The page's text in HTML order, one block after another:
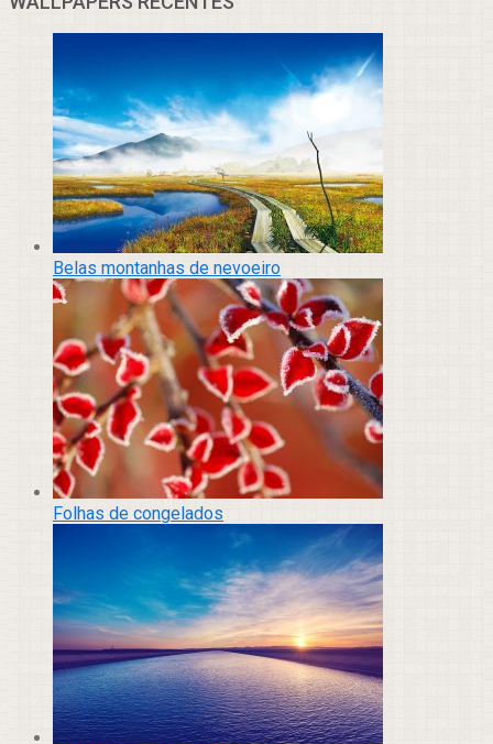
Belas montanhas de nevoeiro
Folhas de congelados